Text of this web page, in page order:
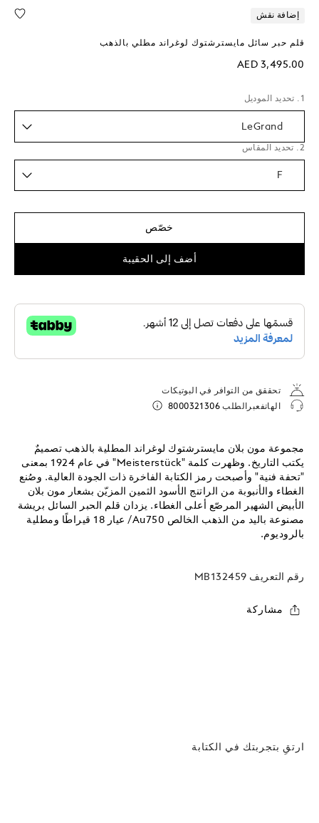
إضافة نقش
قلم حبر سائل مايسترشتوك لوغراند مطلي بالذهب
AED 3,495.00
1. تحديد الموديل
LeGrand
2. تحديد المقاس
F
خصّص
أضف إلى الحقيبة
تحققق من التوافر في البوتيكات
الهاتفعبرالطلب 8000321306
مجموعة مون بلان مايسترشتوك لوغراند المطلية بالذهب تصميمٌ
يكتب التاريخ. وظهرت كلمة "Meisterstück" في عام 1924 بمعنى
"تحفة فنية" وأصبحت رمز الكتابة الفاخرة ذات الجودة العالية. وصُنع
الغطاء والأنبوبة من الراتنج الأسود الثمين المزيّن بشعار مون بلان
الأبيض الشهير المرصّع أعلى الغطاء. يزدان قلم الحبر السائل بريشة
مصنوعة باليد من الذهب الخالص Au750/ عيار 18 قيراطًا ومطلية
بالروديوم.
رقم التعريف MB132459
مشاركة
ارتقِ بتجربتك في الكتابة